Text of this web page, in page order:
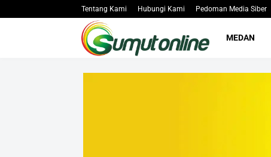
Tentang Kami Hubungi Kami Pedoman Media Siber
MEDAN